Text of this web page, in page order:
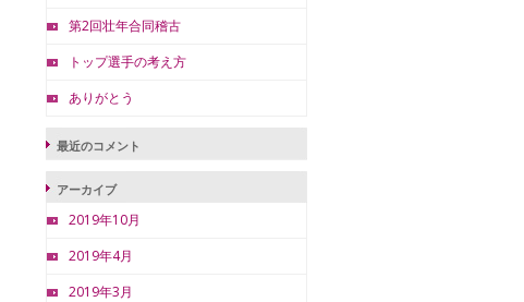
第2回壮年合同稽古
トップ選手の考え方
ありがとう
最近のコメント
アーカイブ
2019年10月
2019年4月
2019年3月